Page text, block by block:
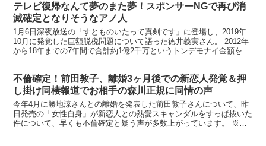
テレビ復帰なんて夢のまた夢！スポンサーNGで再び消
滅確定となりそうなアノ人
1月6日深夜放送の「すとものいたって真剣です」に登場し、2019年
10月に発覚した巨額脱税問題について語った徳井義実さん。 2012年
から18年までの7年間で合計約1億2千万というトンデモナイ金額を東
不倫確定！前田敦子、離婚3ヶ月後での新恋人発覚＆押
し掛け同棲報道でお相手の森川正規に同情の声
今年4月に勝地涼さんとの離婚を発表した前田敦子さんについて、昨
日発売の「女性自身」が新恋人との熱愛スキャンダルをすっぱ抜いた
件について、早くも不倫確定と疑う声が多数上がっています。 ※実